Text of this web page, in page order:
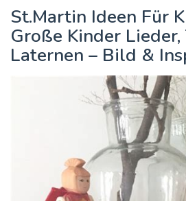
St.Martin Ideen Für
Große Kinder Lieder,
Laternen – Bild &